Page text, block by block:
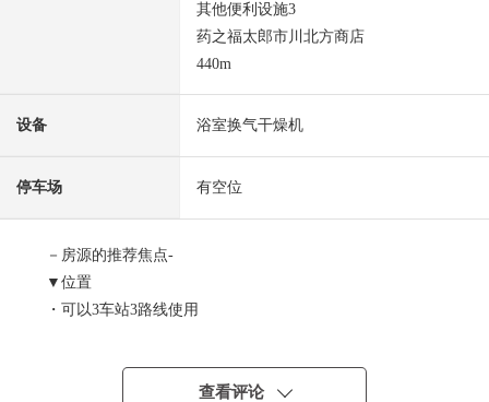
其他便利设施3
药之福太郎市川北方商店
440m
设备 浴室换气干燥机
停车场 有空位
－房源的推荐焦点-
▼位置
・可以3车站3路线使用
▼建筑物的特徴
查看评论